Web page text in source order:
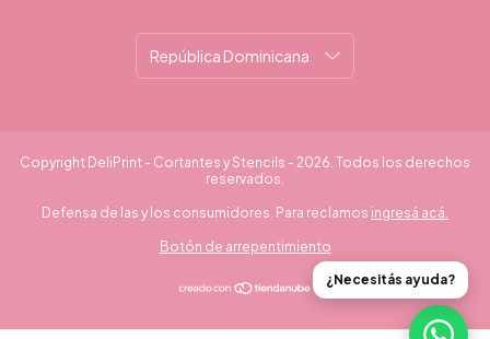
Copyright DeliPrint - Cortantes y Stencils - 2026. Todos los derechos
reservados.
Defensa de las y los consumidores. Para reclamos ingresá acá.
Botón de arrepentimiento
¿Necesitás ayuda?